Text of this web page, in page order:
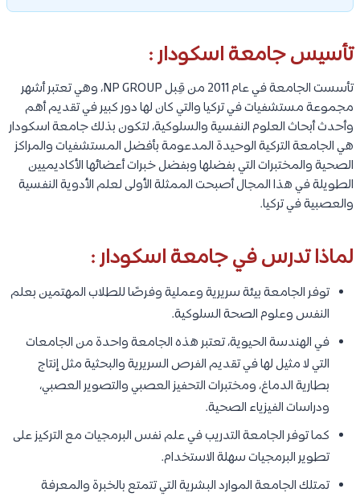
تأسيس جامعة اسكودار :
تأسست الجامعة في عام 2011 من قِبل NP GROUP، وهي تعتبر أشهر
مجموعة مستشفيات في تركيا والتي كان لها دور كبير في تقديم أهم
وأحدث أبحاث العلوم النفسية والسلوكية، لتكون بذلك جامعة اسكودار
هي الجامعة التركية الوحيدة المدعومة بأفضل المستشفيات والمراكز
الصحية والمختبرات التي بفضلها وبفضل خبرات أعضائها الأكاديميين
الطويلة في هذا المجال أصبحت الممثلة الأولى لعلم الأدوية النفسية
والعصبية في تركيا.
لماذا تدرس في جامعة اسكودار :
توفر الجامعة بيئة سريرية وعملية وفرصًا للطلاب المهتمين بعلم
النفس وعلوم الصحة السلوكية.
في الهندسة الحيوية، تعتبر هذه الجامعة واحدة من الجامعات
التي لا مثيل لها في تقديم الفرص السريرية والبحثية مثل إنتاج
بطارية الدماغ، ومختبرات التحفيز العصبي والتصوير العصبي،
ودراسات الفيزياء الصحية.
كما توفر الجامعة التدريب في علم نفس البرمجيات مع التركيز على
تطوير البرمجيات سهلة الاستخدام.
تمتلك الجامعة الموارد البشرية التي تتمتع بالخبرة والمعرفة